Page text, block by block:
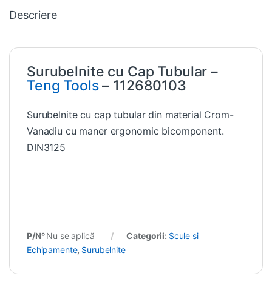
Descriere
Surubelnite cu Cap Tubular –
Teng Tools– 112680103
Surubelnite cu cap tubular din material Crom-
Vanadiu cu maner ergonomic bicomponent.
DIN3125
P/N°Nu se aplică Categorii: Scule si
Echipamente, Surubelnite